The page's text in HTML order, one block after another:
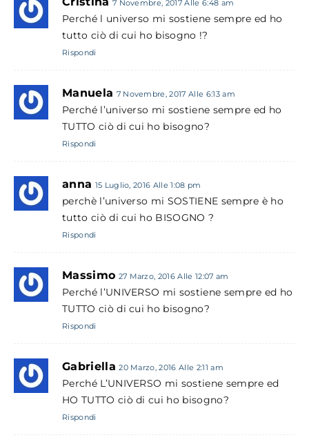
7 Novembre, 2017 Alle 6:48 am
Perché l universo mi sostiene sempre ed ho
tutto ciò di cui ho bisogno !?
Rispondi
Manuela 7 Novembre, 2017 Alle 6:13 am
Perché l’universo mi sostiene sempre ed ho
TUTTO ciò di cui ho bisogno?
Rispondi
anna 15 Luglio, 2016 Alle 1:08 pm
perchè l’universo mi SOSTIENE sempre è ho
tutto ciò di cui ho BISOGNO ?
Rispondi
Massimo 27 Marzo, 2016 Alle 12:07 am
Perché l’UNIVERSO mi sostiene sempre ed ho
TUTTO ciò di cui ho bisogno?
Rispondi
Gabriella 20 Marzo, 2016 Alle 2:11 am
Perché L’UNIVERSO mi sostiene sempre ed
HO TUTTO ciò di cui ho bisogno?
Rispondi